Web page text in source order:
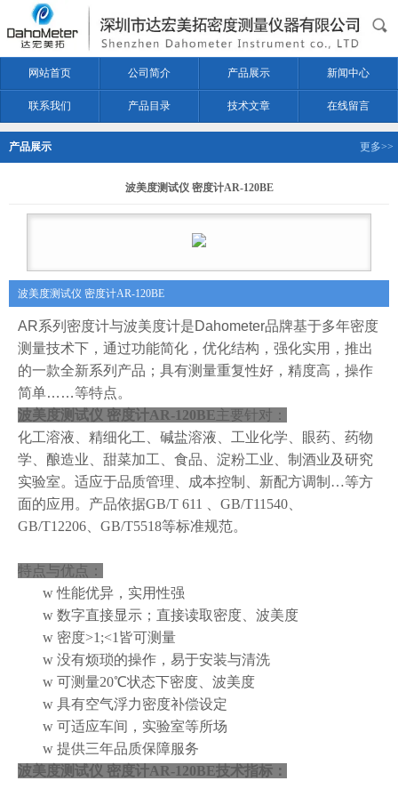
网站首页 公司简介 产品展示 新闻中心
联系我们 产品目录 技术文章 在线留言
产品展示 更多>>
波美度测试仪 密度计AR-120BE
波美度测试仪 密度计AR-120BE
AR系列密度计与波美度计是Dahometer品牌基于多年密度
测量技术下，通过功能简化， 优化结构， 强化实用，推出
的一款全新系列产品；具有测量重复性好，精度高，操作
简单……等特点。
波美度测试仪 密度计AR-120BE主要针对：
化工溶液、精细化工、碱盐溶液、 工业化学、眼药
药物
学、酿造业
甜菜加工 、食品、 淀粉工业 制酒业及研究
实验室。适应于品质管理、成本控制、新配方调制…等方
面的应用。产品依据GB/T 611 、GB/T11540、
GB/T12206、GB/T5518等标准规范。
特点与优点：
w性能优异， 实用性强
w 数字直接显示 ； 直接读取密度 、波美度
w 密度>1;<1皆可测量
w 没有烦琐的操作 ， 易于安装与清洗
w 可测量20℃状态下密度
波美度
w 具有空气浮力密度补偿设定
w 可适应车间，实验室等所场
w 提供三年品质保障服务
波美度测试仪 密度计AR-120BE技术指标：